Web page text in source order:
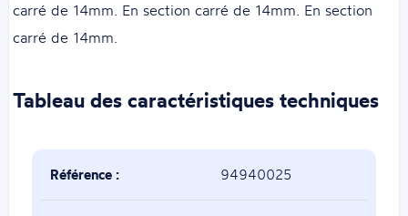
carré de 14mm. En section carré de 14mm. En section
carré de 14mm.
Tableau des caractéristiques techniques
Référence : 94940025